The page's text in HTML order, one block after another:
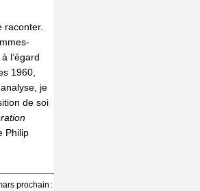
raconter.
l’égard
1960,
je
de soi
Philip
prochain :